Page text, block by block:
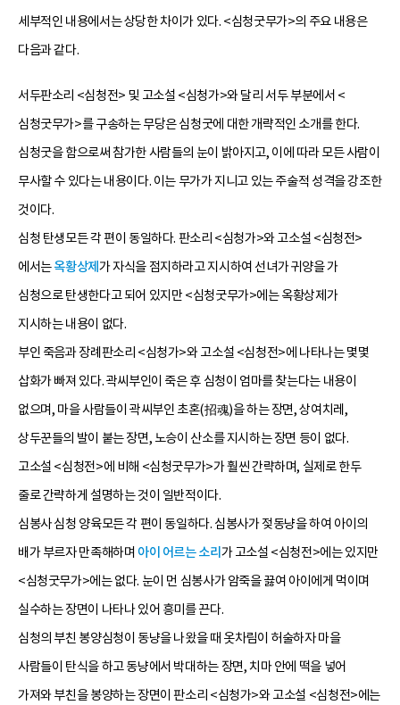
세부적인 내용에서는 상당한 차이가 있다. <심청굿무가>의 주요 내용은
다음과 같다.
서두판소리 <심청전> 및 고소설 <심청가>와 달리 서두 부분에서 <
심청굿무가>를 구송하는 무당은 심청굿에 대한 개략적인 소개를 한다.
심청굿을 함으로써 참가한 사람들의 눈이 밝아지고, 이에 따라 모든 사람이
무사할 수 있다는 내용이다. 이는 무가가 지니고 있는 주술적 성격을 강조한
것이다.
심청 탄생모든 각 편이 동일하다. 판소리 <심청가>와 고소설 <심청전>
에서는옥황상제 가 자식을 점지하라고 지시하여 선녀가 귀양을 가
심청으로 탄생한다고 되어 있지만 <심청굿무가>에는 옥황상제가
지시하는 내용이 없다.
부인 죽음과 장례판소리 <심청가>와 고소설 <심청전>에 나타나는 몇몇
삽화가 빠져 있다. 곽씨부인이 죽은 후 심청이 엄마를 찾는다는 내용이
없으며, 마을 사람들이 곽씨부인 초혼(招魂)을 하는 장면, 상여치레,
상두꾼들의 발이 붙는 장면, 노승이 산소를 지시하는 장면 등이 없다.
고소설 <심청전>에 비해 <심청굿무가>가 훨씬 간략하며, 실제로 한두
줄로 간략하게 설명하는 것이 일반적이다.
심봉사 심청 양육모든 각 편이 동일하다. 심봉사가 젖동냥을 하여 아이의
배가 부르자 만족해하며아이 어르는 소리 가 고소설 <심청전>에는 있지만
<심청굿무가>에는 없다. 눈이 먼 심봉사가 암죽을 끓여 아이에게 먹이며
실수하는 장면이 나타나 있어 흥미를 끈다.
심청의 부친 봉양심청이 동냥을 나왔을 때 옷차림이 허술하자 마을
사람들이 탄식을 하고 동냥에서 박대하는 장면, 치마 안에 떡을 넣어
가져와 부친을 봉양하는 장면이 판소리 <심청가>와 고소설 <심청전>에는